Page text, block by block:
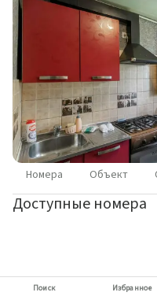
Номера Объект
Доступные номера
Поиск Избранное